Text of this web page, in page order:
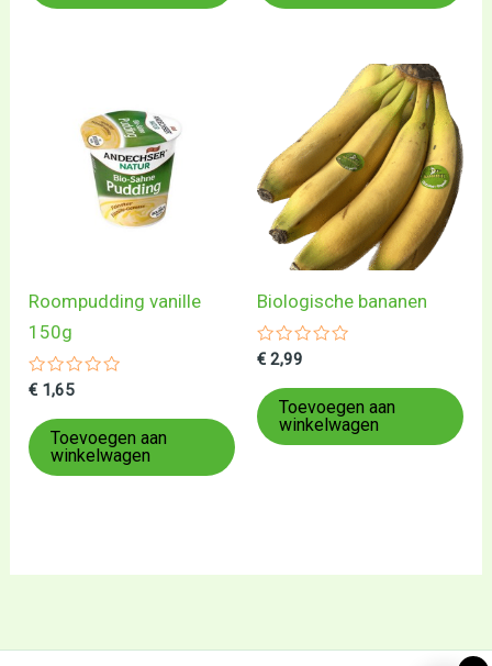
Roompudding vanille
150g
Gewaardeerd
uit
5
€ 1,65
Toevoegen aan
winkelwagen
Biologische bananen
Gewaardeerd
uit
5
€ 2,99
Toevoegen aan
winkelwagen